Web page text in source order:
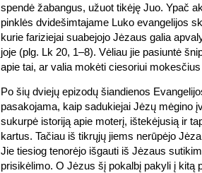
spendė žabangus, užuot tikėję Juo. Ypač
pinklės dvidešimtajame Luko evangelijos
kurie fariziejai suabejojo Jėzaus galia
joje (plg. Lk 20, 1–8). Vėliau jie pasiuntė
apie tai, ar valia mokėti ciesoriui
Po šių dviejų epizodų šiandienos
pasakojama, kaip sadukiejai Jėzų mėgino
sukurpė istoriją apie moterį, ištekėjusią ir
kartus. Tačiau iš tikrųjų jiems nerūpėjo
Jie tiesiog tenorėjo išgauti iš Jėzaus
prisikėlimo. O Jėzus šį pokalbį pakyli į kitą